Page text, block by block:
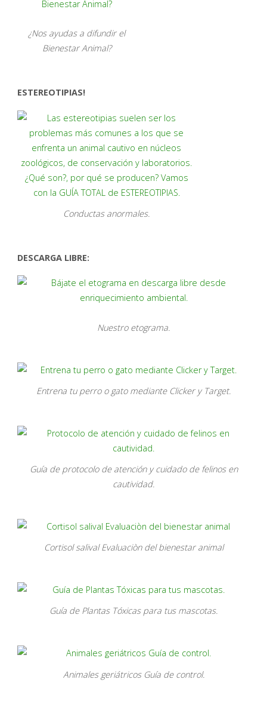
¿Nos ayudas a difundir el
Bienestar Animal?
ESTEREOTIPIAS!
Conductas anormales.
DESCARGA LIBRE:
Nuestro etograma.
Entrena tu perro o gato mediante Clicker y Target.
Guía de protocolo de atención y cuidado de felinos en
cautividad.
Cortisol salival Evaluaciòn del bienestar animal
Guía de Plantas Tóxicas para tus mascotas.
Animales geriátricos Guía de control.